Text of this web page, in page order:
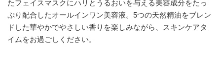
たフェイスマスクにハリとうるおいを与える美容成分をたっ
ぷり配合したオールインワン美容液。5つの天然精油をブレン
ドした華やかでやさしい香りを楽しみながら、スキンケアタ
イムをお過ごしください。